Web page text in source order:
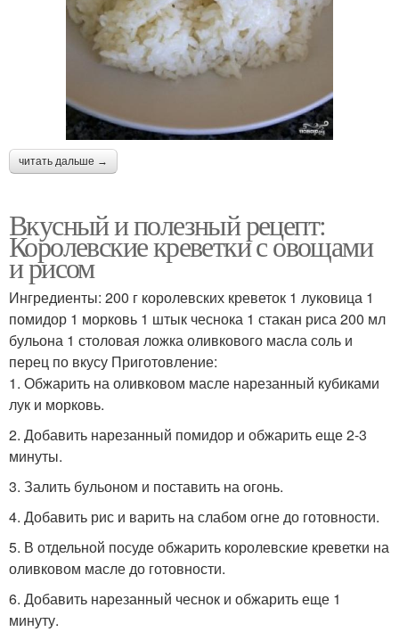
читать дальше →
Вкусный и полезный рецепт:
Королевские креветки с овощами
и рисом
Ингредиенты: 200 г королевских креветок 1 луковица 1
помидор 1 морковь 1 штык чеснока 1 стакан риса 200 мл
бульона 1 столовая ложка оливкового масла соль и
перец по вкусу Приготовление:
1. Обжарить на оливковом масле нарезанный кубиками
лук и морковь.
2. Добавить нарезанный помидор и обжарить еще 2-3
минуты.
3. Залить бульоном и поставить на огонь.
4. Добавить рис и варить на слабом огне до готовности.
5. В отдельной посуде обжарить королевские креветки на
оливковом масле до готовности.
6. Добавить нарезанный чеснок и обжарить еще 1
минуту.